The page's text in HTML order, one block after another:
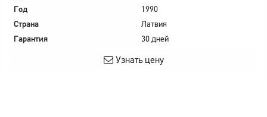
Год
1990
Страна
Латвия
Гарантия
30 дней
Узнать цену